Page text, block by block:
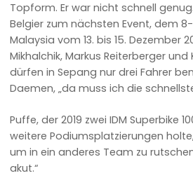
Topform. Er war nicht schnell
Belgier zum nächsten Event, dem
Malaysia vom 13. bis 15. Dezember
Mikhalchik, Markus Reiterberger und
dürfen in Sepang nur drei Fahrer
Daemen, „da muss ich die
Puffe, der 2019 zwei IDM Superbike
weitere Podiumsplatzierungen
um in ein anderes Team zu
akut.“